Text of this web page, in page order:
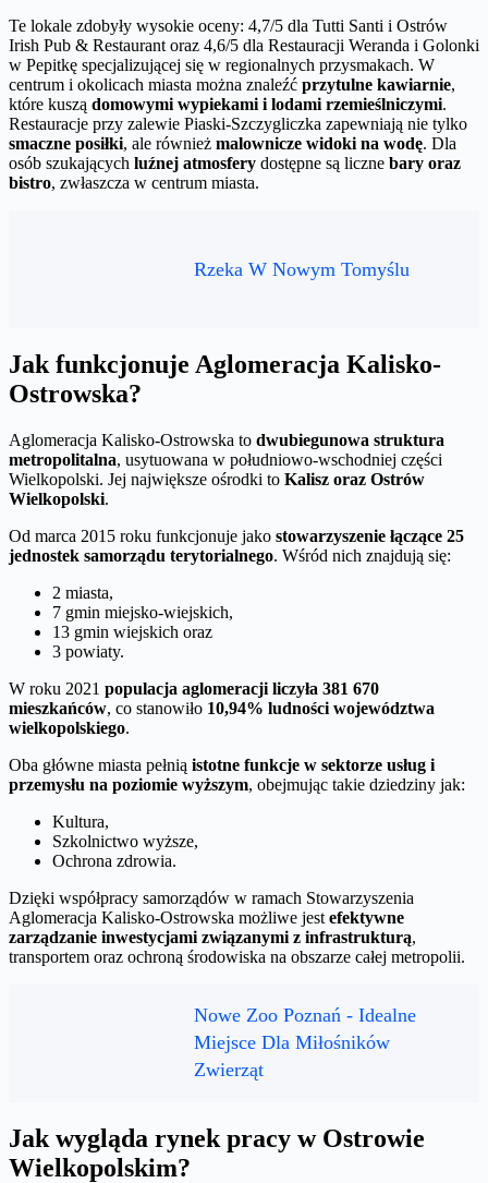
Te lokale zdobyły wysokie oceny: 4,7/5 dla Tutti Santi i Ostrów
Irish Pub & Restaurant oraz 4,6/5 dla Restauracji Weranda i Golonki
w Pepitkę specjalizującej się w regionalnych przysmakach. W
centrum i okolicach miasta można znaleźć przytulne kawiarnie,
które kuszą domowymi wypiekami i lodami rzemieślniczymi.
Restauracje przy zalewie Piaski-Szczygliczka zapewniają nie tylko
smaczne posiłki, ale również malownicze widoki na wodę. Dla
osób szukających luźnej atmosfery dostępne są liczne bary oraz
bistro, zwłaszcza w centrum miasta.
Rzeka W Nowym Tomyślu
Jak funkcjonuje Aglomeracja Kalisko-
Ostrowska?
Aglomeracja Kalisko-Ostrowska to dwubiegunowa struktura
metropolitalna, usytuowana w południowo-wschodniej części
Wielkopolski. Jej największe ośrodki to Kalisz oraz Ostrów
Wielkopolski.
Od marca 2015 roku funkcjonuje jako stowarzyszenie łączące 25
jednostek samorządu terytorialnego. Wśród nich znajdują się:
2 miasta,
7 gmin miejsko-wiejskich,
13 gmin wiejskich oraz
3 powiaty.
W roku 2021 populacja aglomeracji liczyła 381 670
mieszkańców, co stanowiło 10,94% ludności województwa
wielkopolskiego.
Oba główne miasta pełnią istotne funkcje w sektorze usług i
przemysłu na poziomie wyższym, obejmując takie dziedziny jak:
Kultura,
Szkolnictwo wyższe,
Ochrona zdrowia.
Dzięki współpracy samorządów w ramach Stowarzyszenia
Aglomeracja Kalisko-Ostrowska możliwe jest efektywne
zarządzanie inwestycjami związanymi z infrastrukturą,
transportem oraz ochroną środowiska na obszarze całej metropolii.
Nowe Zoo Poznań - Idealne
Miejsce Dla Miłośników
Zwierząt
Jak wygląda rynek pracy w Ostrowie
Wielkopolskim?